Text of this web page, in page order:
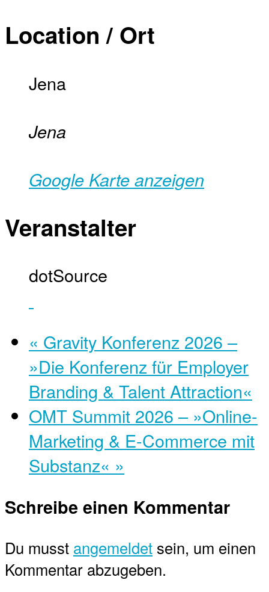
Location / Ort
Jena
Jena
Google Karte anzeigen
Veranstalter
dotSource
« Gravity Konferenz 2026 –
»Die Konferenz für Employer
Branding & Talent Attraction«
OMT Summit 2026 – »Online-
Marketing & E-Commerce mit
Substanz« »
Schreibe einen Kommentar
Du musst angemeldet sein, um einen
Kommentar abzugeben.